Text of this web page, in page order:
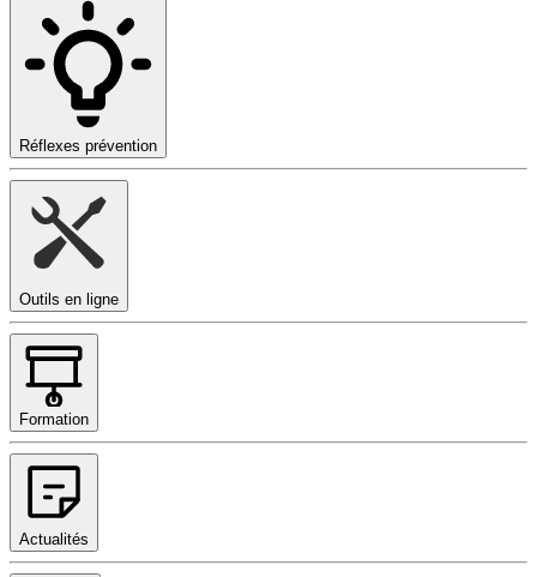
Réflexes prévention
Outils en ligne
Formation
Actualités